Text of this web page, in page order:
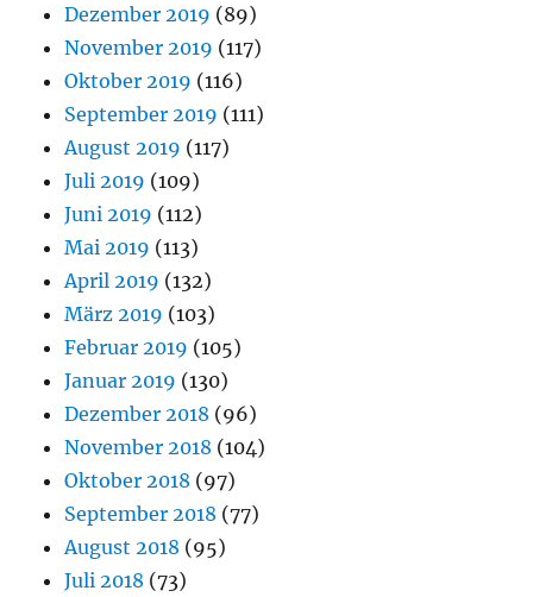
Dezember 2019 (89)
November 2019 (117)
Oktober 2019 (116)
September 2019 (111)
August 2019 (117)
Juli 2019 (109)
Juni 2019 (112)
Mai 2019 (113)
April 2019 (132)
März 2019 (103)
Februar 2019 (105)
Januar 2019 (130)
Dezember 2018 (96)
November 2018 (104)
Oktober 2018 (97)
September 2018 (77)
August 2018 (95)
Juli 2018 (73)